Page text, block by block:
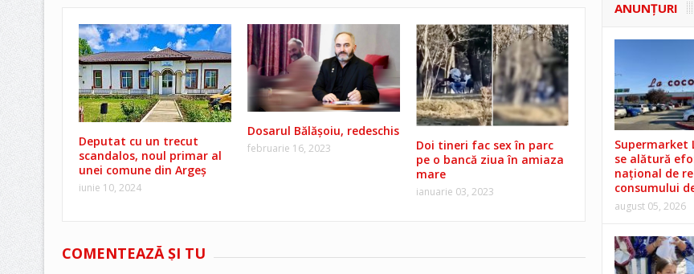
Deputat cu un trecut
scandalos, noul primar al
unei comune din Argeș
iunie 10, 2024
Dosarul Bălăşoiu, redeschis
februarie 16, 2023
Doi tineri fac sex în parc
pe o bancă ziua în amiaza
mare
ianuarie 03, 2023
COMENTEAZĂ ŞI TU
ANUNŢURI
Supermarket
se alătură
național de
consumului
august 05, 2026